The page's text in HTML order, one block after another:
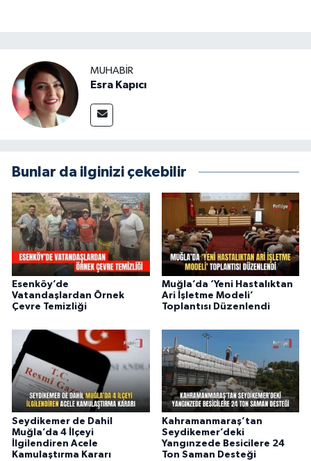
MUHABİR
Esra Kapıcı
Bunlar da ilginizi çekebilir
Esenköy’de
Vatandaşlardan Örnek
Çevre Temizliği
Muğla’da ‘Yeni Hastalıktan
Ari İşletme Modeli’
Toplantısı Düzenlendi
Seydikemer de Dahil
Muğla’da 4 İlçeyi
İlgilendiren Acele
Kamulaştırma Kararı
Kahramanmaraş’tan
Seydikemer’deki
Yangınzede Besicilere 24
Ton Saman Desteği